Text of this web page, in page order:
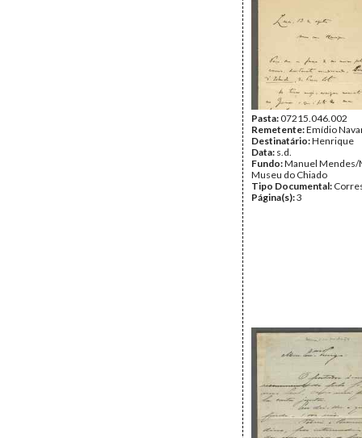
Pasta:07215.046.002
Remetente:Emídio
Destinatário:Henrique
Data: s.d.
Fundo:Manuel Mendes/
Museu do Chiado
Tipo Documental:
Página(s):3